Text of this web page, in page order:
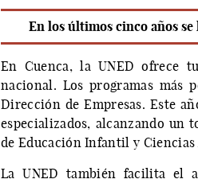
En los últimos cinco años
En Cuenca, la UNED ofrece
nacional. Los programas más
Dirección de Empresas. Este
especializados, alcanzando un
de Educación Infantil y Ciencias
La UNED también facilita el